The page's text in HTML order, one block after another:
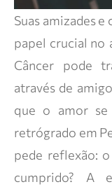
Suas amizades
papel crucial no
Câncer pode
através de
que o amor se
retrógrado em
pede reflexão:
cumprido? A